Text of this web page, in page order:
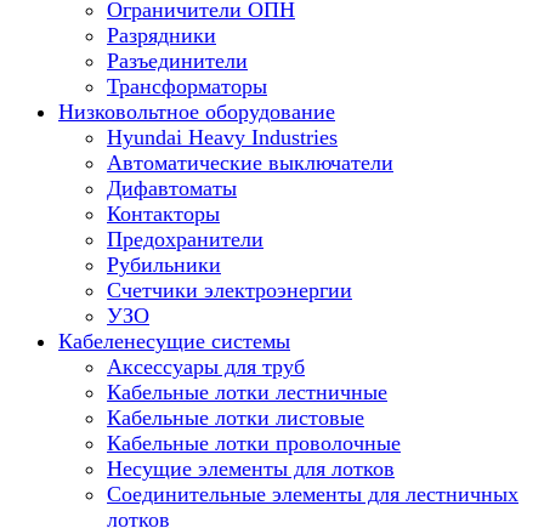
Ограничители ОПН
Разрядники
Разъединители
Трансформаторы
Низковольтное оборудование
Hyundai Heavy Industries
Автоматические выключатели
Дифавтоматы
Контакторы
Предохранители
Рубильники
Счетчики электроэнергии
УЗО
Кабеленесущие системы
Аксессуары для труб
Кабельные лотки лестничные
Кабельные лотки листовые
Кабельные лотки проволочные
Несущие элементы для лотков
Соединительные элементы для лестничных
лотков